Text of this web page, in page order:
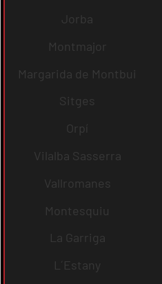
Jorba
Montmajor
Margarida de Montbui
Sitges
Orpí
Vilalba Sasserra
Vallromanes
Montesquiu
La Garriga
L´Estany